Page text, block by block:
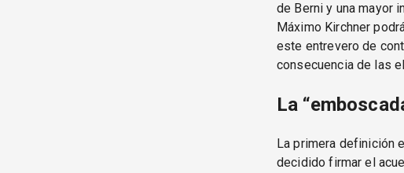
de Berni y una mayor
Máximo Kirchner
este entrevero de
consecuencia de las
La
La primera definición
decidido firmar el